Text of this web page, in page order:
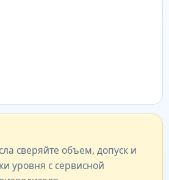
сверяйте объем, допуск и
уровня с сервисной